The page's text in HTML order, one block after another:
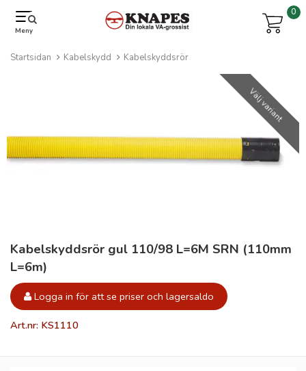
Meny
0
Startsidan Kabelskydd Kabelskyddsrör
Välj variant
Kabelskyddsrör gul 110/98 L=6M SRN (110mm
L=6m)
Logga in för att se priser och lagersaldo
Art.nr: KS1110